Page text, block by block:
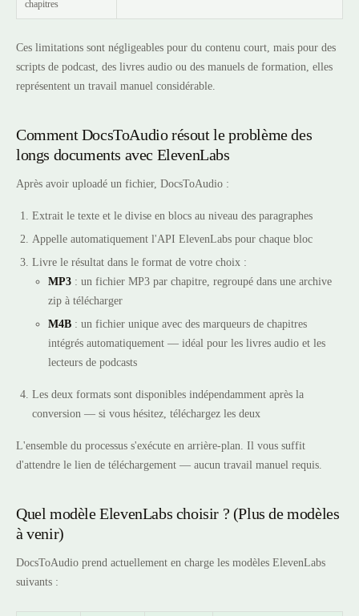
chapitres
Ces limitations sont négligeables pour du contenu court, mais pour des
scripts de podcast, des livres audio ou des manuels de formation, elles
représentent un travail manuel considérable.
Comment DocsToAudio résout le problème des
longs documents avec ElevenLabs
Après avoir uploadé un fichier, DocsToAudio :
Extrait le texte et le divise en blocs au niveau des paragraphes
Appelle automatiquement l'API ElevenLabs pour chaque bloc
Livre le résultat dans le format de votre choix :
MP3 : un fichier MP3 par chapitre, regroupé dans une archive
zip à télécharger
M4B : un fichier unique avec des marqueurs de chapitres
intégrés automatiquement — idéal pour les livres audio et les
lecteurs de podcasts
Les deux formats sont disponibles indépendamment après la
conversion — si vous hésitez, téléchargez les deux
L'ensemble du processus s'exécute en arrière-plan. Il vous suffit
d'attendre le lien de téléchargement — aucun travail manuel requis.
Quel modèle ElevenLabs choisir ? (Plus de modèles
à venir)
DocsToAudio prend actuellement en charge les modèles ElevenLabs
suivants :